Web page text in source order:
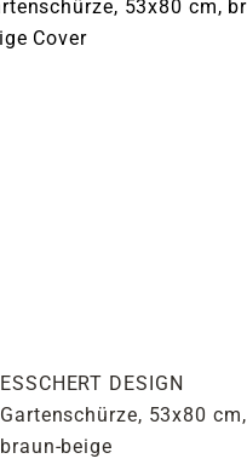
ESSCHERT DESIGN
Gartenschürze, 53x80 cm,
braun-beige